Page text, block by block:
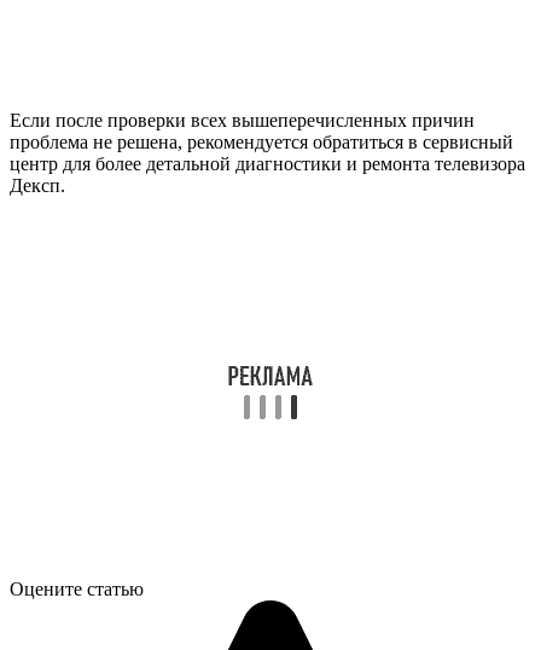
Если после проверки всех вышеперечисленных причин
проблема не решена, рекомендуется обратиться в сервисный
центр для более детальной диагностики и ремонта телевизора
Дексп.
Оцените статью